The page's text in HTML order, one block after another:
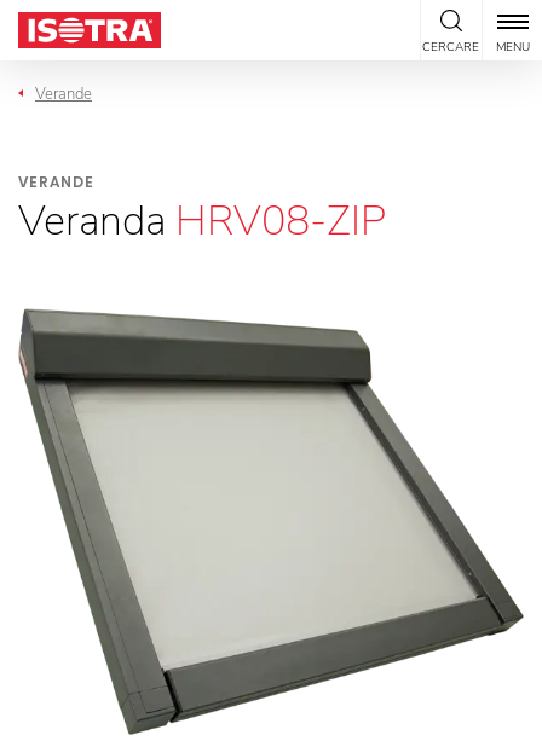
Vai al contenuto
CERCARE MENU
Verande
VERANDE
Veranda HRV08-ZIP